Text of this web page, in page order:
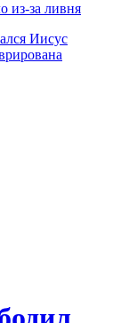
из-за ливня
Иисус